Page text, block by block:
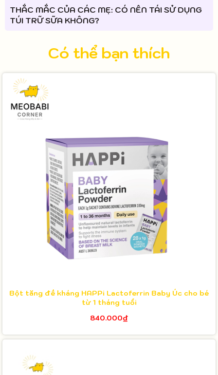
THẮC MẮC CỦA CÁC MẸ: CÓ NÊN TÁI SỬ DỤNG
TÚI TRỮ SỮA KHÔNG?
Có thể bạn thích
Bột tăng đề kháng HAPPi Lactoferrin Baby Úc cho bé
từ 1 tháng tuổi
840.000₫